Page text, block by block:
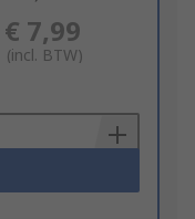
€ 7,99
(incl. BTW)